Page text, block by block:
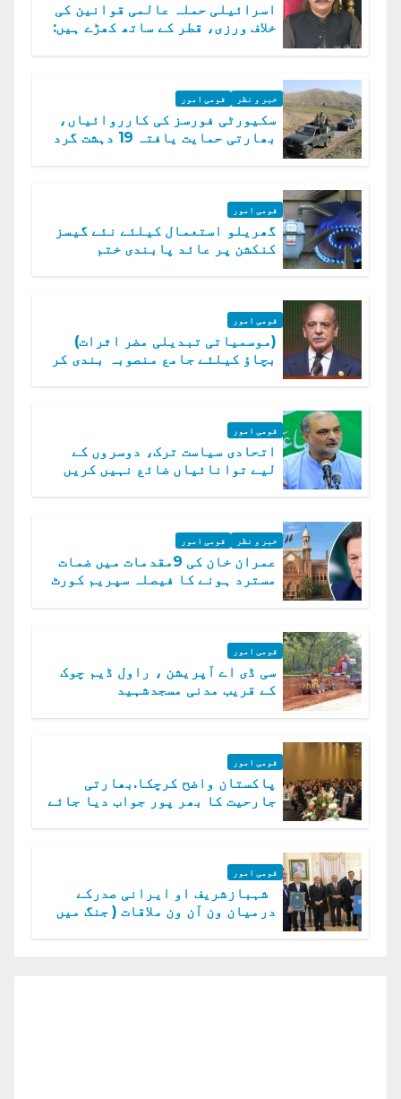
اسرائیلی حملہ عالمی قوانین کی
خلاف ورزی، قطر کے ساتھ کھڑے ہیں:
خبر و نظر قومی امور
سکیورٹی فورسز کی کارروائیاں،
بھارتی حمایت یافتہ 19 دہشت گرد
قومی امور
گھریلو استعمال کیلئے نئے گیسز
کنکشن پر عائد پابندی ختم
قومی امور
(موسمیاتی تبدیلی مضر اثرات)
بچاؤ کیلئے جامع منصوبہ بندی کر
قومی امور
اتحادی سیاست ترک، دوسروں کے
لیے توانائیاں ضائع نہیں کریں
خبر و نظر قومی امور
عمران خان کی 9مقدمات میں ضمات
مسترد ہونے کا فیصلہ سپریم کورٹ
قومی امور
سی ڈی اے آپریشن ، راول ڈیم چوک
کے قریب مدنی مسجدشہید
قومی امور
پاکستان واضح کرچکا.بھارتی
جارحیت کا بھر پور جواب دیا جائے
قومی امور
شہبازشریف او ایرانی صدرکے
درمیان ون آن ون ملاقات ( جنگ میں